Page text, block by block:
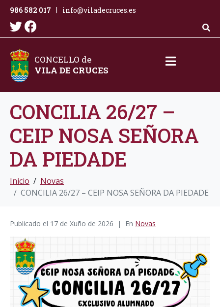
986 582 017 info@viladecruces.es
CONCELLO de
VILA DE CRUCES
CONCILIA 26/27 –
CEIP NOSA SEÑORA
DA PIEDADE
Inicio
Novas
CONCILIA 26/27 – CEIP NOSA SEÑORA DA PIEDADE
Publicado el 17 de Xuño de 2026 En Novas